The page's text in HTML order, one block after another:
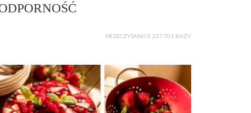
PRZECZYTANO 2 237 701 RAZY